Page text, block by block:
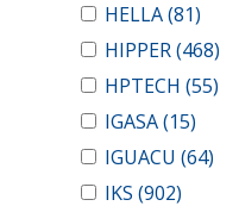
HELLA(81)
HIPPER(468)
HPTECH (55)
IGASA(15)
IGUACU (64)
IKS (902)